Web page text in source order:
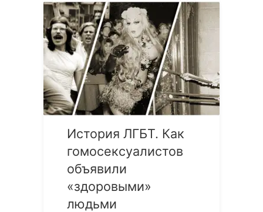
История ЛГБТ. Как
гомосексуалистов
объявили
«здоровыми»
людьми